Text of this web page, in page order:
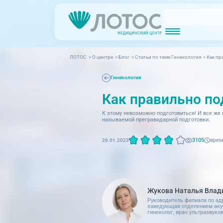
ЛОТОС >О центре > Блог >Cтатьи по теме Гинекология > Как
Гинекология
Как правильно
К этому невозможно подготовиться! И все же
называемой прегравидарной подготовки.
26.01.2023 3105
Жукова Наталья
Руководитель филиала по
заведующая отделением
гинеколог, врач
НовостиБлог врачей
Взрослая поликлиника
23 направления
Гастроэнтерология